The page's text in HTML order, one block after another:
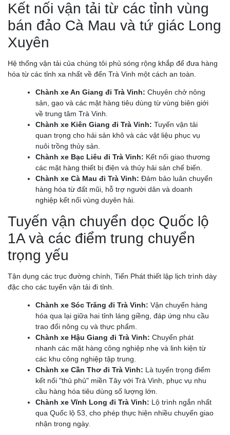
Kết nối vận tải từ các tỉnh vùng
bán đảo Cà Mau và tứ giác Long
Xuyên
Hệ thống vận tải của chúng tôi phủ sóng rộng khắp để đưa hàng
hóa từ các tỉnh xa nhất về đến Trà Vinh một cách an toàn.
Chành xe An Giang đi Trà Vinh: Chuyên chở nông
sản, gạo và các mặt hàng tiêu dùng từ vùng biên giới
về trung tâm Trà Vinh.
Chành xe Kiên Giang đi Trà Vinh: Tuyến vận tải
quan trọng cho hải sản khô và các vật liệu phục vụ
nuôi trồng thủy sản.
Chành xe Bạc Liêu đi Trà Vinh: Kết nối giao thương
các mặt hàng thiết bị điện và thủy hải sản chế biến.
Chành xe Cà Mau đi Trà Vinh: Đảm bảo luân chuyển
hàng hóa từ đất mũi, hỗ trợ người dân và doanh
nghiệp kết nối vùng duyên hải.
Tuyến vận chuyển dọc Quốc lộ
1A và các điểm trung chuyển
trọng yếu
Tận dụng các trục đường chính, Tiến Phát thiết lập lịch trình dày
đặc cho các tuyến vận tải đi tỉnh.
Chành xe Sóc Trăng đi Trà Vinh: Vận chuyển hàng
hóa qua lại giữa hai tỉnh láng giềng, đáp ứng nhu cầu
trao đổi nông cụ và thực phẩm.
Chành xe Hậu Giang đi Trà Vinh: Chuyển phát
nhanh các mặt hàng công nghiệp nhẹ và linh kiện từ
các khu công nghiệp tập trung.
Chành xe Cần Thơ đi Trà Vinh: Là tuyến trọng điểm
kết nối "thủ phủ" miền Tây với Trà Vinh, phục vụ nhu
cầu hàng hóa tiêu dùng số lượng lớn.
Chành xe Vĩnh Long đi Trà Vinh: Lộ trình ngắn nhất
qua Quốc lộ 53, cho phép thực hiện nhiều chuyến giao
nhận trong ngày.